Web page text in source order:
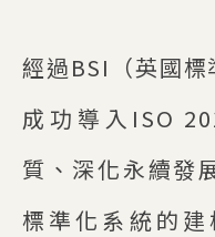
經過BSI（英國
成功導入ISO
質、深化永續發
標準化系統的